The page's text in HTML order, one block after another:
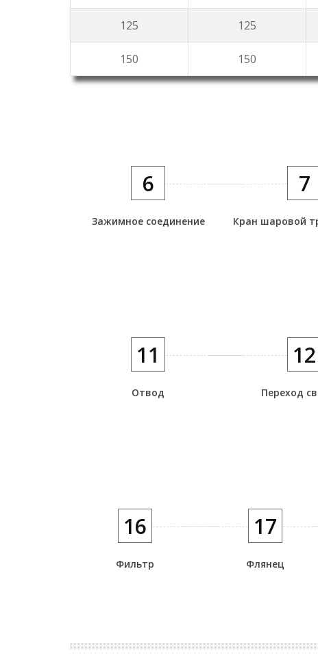
125 125
150 150
6
Зажимное соединение
7
Кран шаровой
11
Отвод
12
Переход
16
Фильтр
17
Флянец